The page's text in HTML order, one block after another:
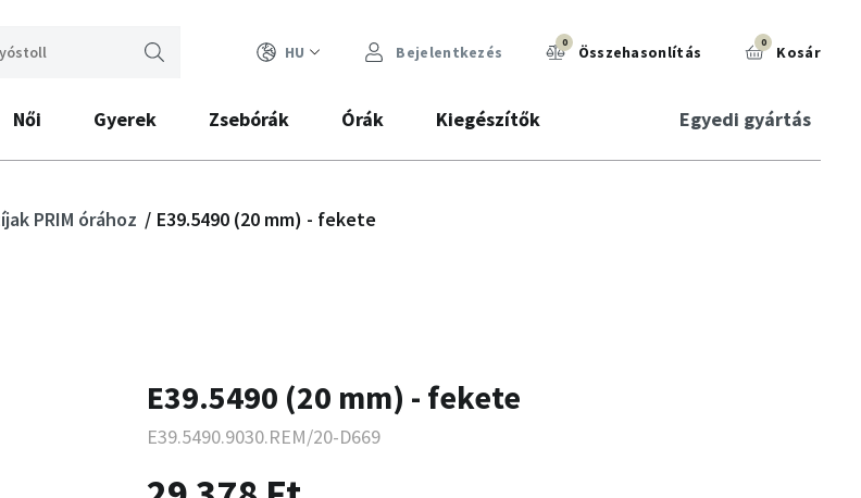
HU Bejelentkezés 0 Összehasonlítás 0 Kosár
Női Gyerek Zsebórák Órák Kiegészítők Egyedi gyártás
PRIM órához E39.5490 (20 mm) - fekete
E39.5490 (20 mm) - fekete
E39.5490.9030.REM/20-D669